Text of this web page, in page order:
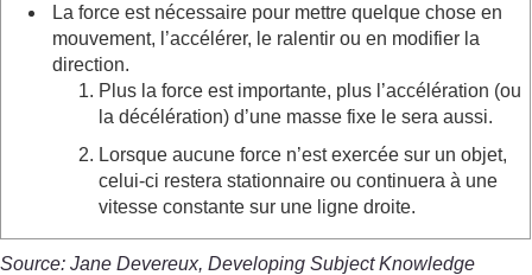
La force est nécessaire pour mettre quelque chose en
mouvement, l’accélérer, le ralentir ou en modifier la
direction.
Plus la force est importante, plus l’accélération (ou
la décélération) d’une masse fixe le sera aussi.
Lorsque aucune force n’est exercée sur un objet,
celui-ci restera stationnaire ou continuera à une
vitesse constante sur une ligne droite.
Source: Jane Devereux, Developing Subject Knowledge